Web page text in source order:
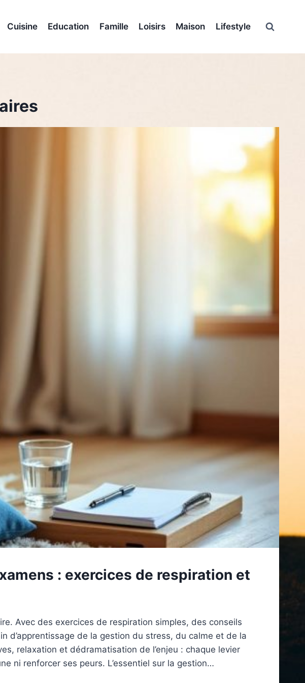
Cuisine Education Famille Loisirs Maison Lifestyle
: exercices de respiration et
Avec des exercices de respiration simples, des conseils
d’apprentissage de la gestion du stress, du calme et de la
relaxation et dédramatisation de l’enjeu : chaque levier
ni renforcer ses peurs. L’essentiel sur la gestion…